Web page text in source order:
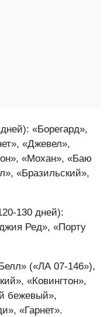
«Борегард»,
«Джевел»,
«Мохан», «Баю
«Бразильский»,
130 дней):
Ред», «Порту
(«ЛА 07-146»),
«Ковингтон»,
бежевый»,
«Гарнет».